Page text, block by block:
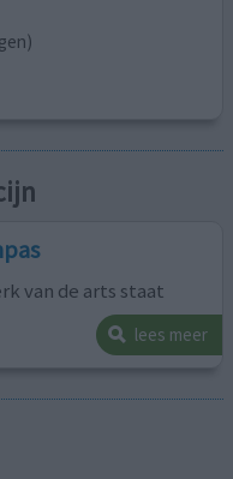
van de arts staat
lees meer